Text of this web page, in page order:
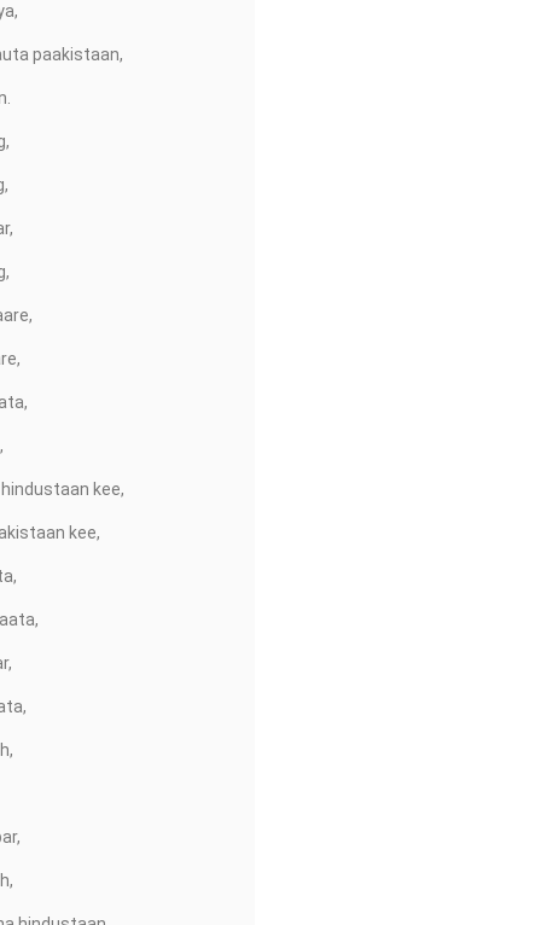
paakistaan,
kee,
kee,